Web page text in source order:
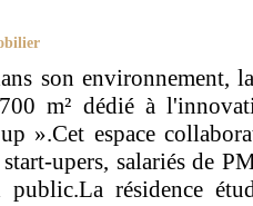
son environnement,
m² dédié à
».Cet espace
upers, salariés de
résidence